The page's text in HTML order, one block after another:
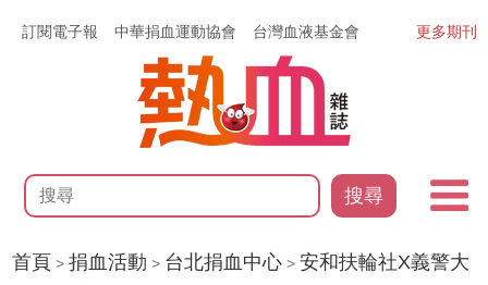
訂閱電子報 中華捐血運動協會 台灣血液基金會
搜尋
更多期刊
首頁 >捐血活動 > 台北捐血中心 >安和扶輪社X義警大